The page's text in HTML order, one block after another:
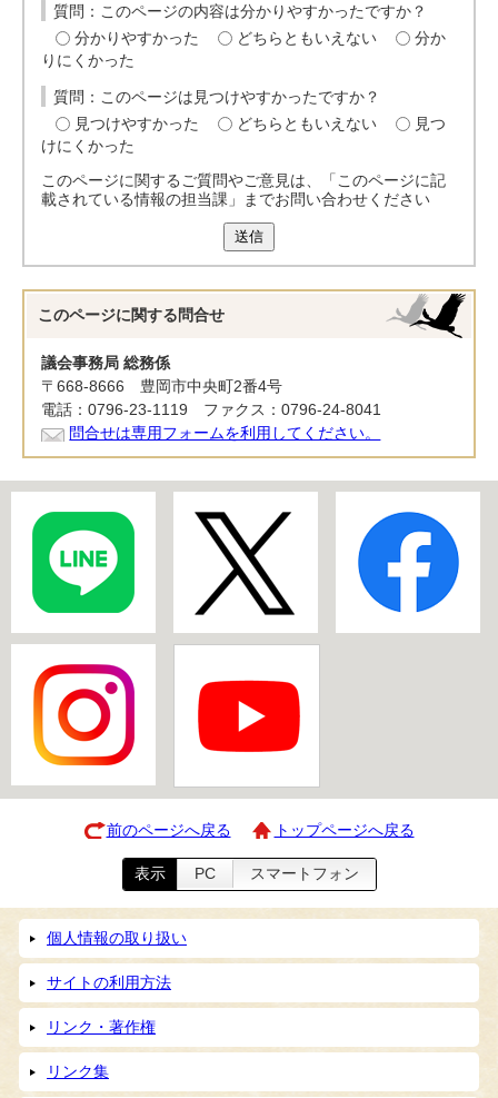
質問：このページの内容は分かりやすかったですか？
分かりやすかった
どちらともいえない
分か
りにくかった
質問：このページは見つけやすかったですか？
見つけやすかった
どちらともいえない
見つ
けにくかった
このページに関するご質問やご意見は、「このページに記
載されている情報の担当課」までお問い合わせください
送信
このページに関する 問合せ
議会事務局 総務係
〒668-8666 豊岡市中央町2番4号
電話：0796-23-1119 ファクス：0796-24-8041
問合せは専用フォームを利用してください。
前のページへ戻る トップページへ戻る
表示 PC スマートフォン
個人情報の取り扱い
サイトの利用方法
リンク・著作権
リンク集